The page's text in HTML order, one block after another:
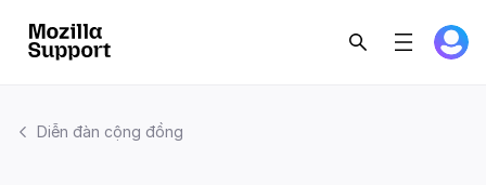
Diễn đàn cộng đồng